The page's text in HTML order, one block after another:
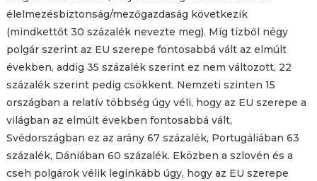
élelmezésbiztonság/mezőgazdaság következik
(mindkettőt 30 százalék nevezte meg). Míg tízből négy
polgár szerint az EU szerepe fontosabbá vált az elmúlt
években, addig 35 százalék szerint ez nem változott, 22
százalék szerint pedig csökkent. Nemzeti szinten 15
országban a relatív többség úgy véli, hogy az EU szerepe a
világban az elmúlt években fontosabbá vált,
Svédországban ez az arány 67 százalék, Portugáliában 63
százalék, Dániában 60 százalék. Eközben a szlovén és a
cseh polgárok vélik leginkább úgy, hogy az EU szerepe